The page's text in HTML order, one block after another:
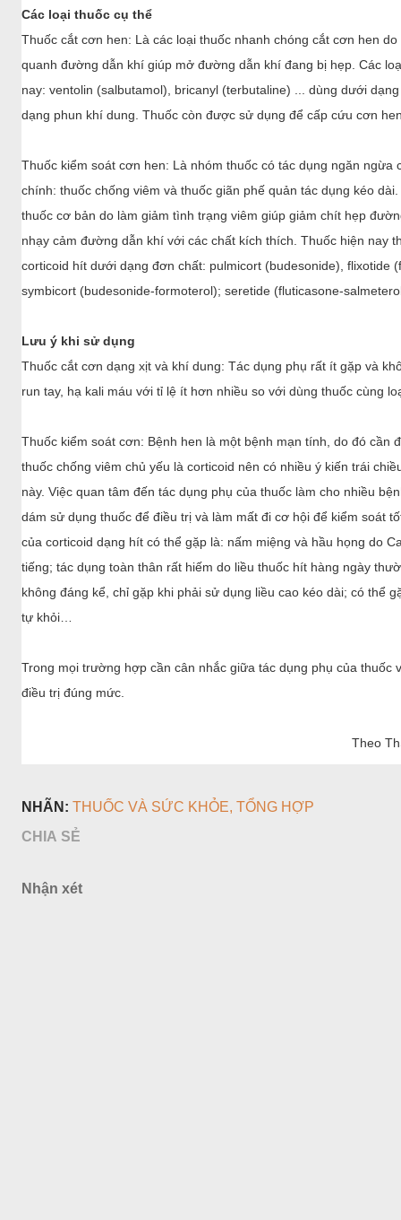
symbicort (budesonide-formoterol); seretide (fluticasone-
Lưu ý khi sử dụng
Thuốc cắt cơn dạng xịt và khí dung: Tác dụng phụ rất ít gặp và
run tay, hạ kali máu với tỉ lệ ít hơn nhiều so với dùng thuốc cùng
Thuốc kiểm soát cơn: Bệnh hen là một bệnh mạn tính, do đó cần
thuốc chống viêm chủ yếu là corticoid nên có nhiều ý kiến trái
này. Việc quan tâm đến tác dụng phụ của thuốc làm cho nhiều
dám sử dụng thuốc để điều trị và làm mất đi cơ hội để kiểm soát
của corticoid dạng hít có thể gặp là: nấm miệng và hầu họng do
tiếng; tác dụng toàn thân rất hiếm do liều thuốc hít hàng ngày
tự khỏi…
Trong mọi trường hợp cần cân nhắc giữa tác dụng phụ của thuốc
NHÃN: THUỐC VÀ SỨC KHỎE TỔNG HỢP
CHIA SẺ
Nhận xét